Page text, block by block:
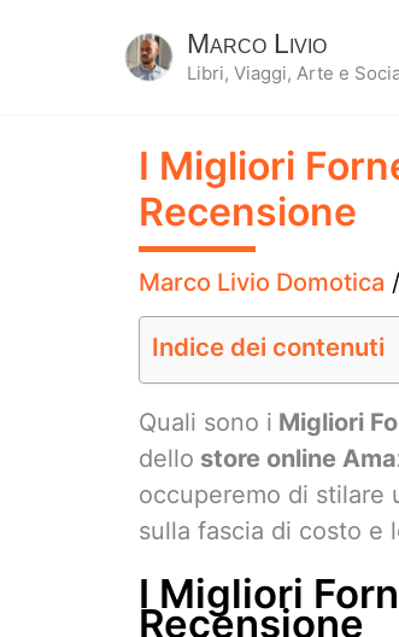
Marco Livio
Libri, Viaggi, Arte e
I Migliori
Recensione
Marco Livio Domotica
Indice dei contenuti
Quali sono i Migliori
dello store online
occuperemo di stilare
sulla fascia di costo e
I Migliori
Recensione